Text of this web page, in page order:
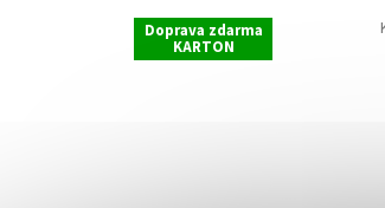
Doprava zdarma
KARTON